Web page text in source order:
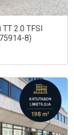
2.0 TFSI
8)